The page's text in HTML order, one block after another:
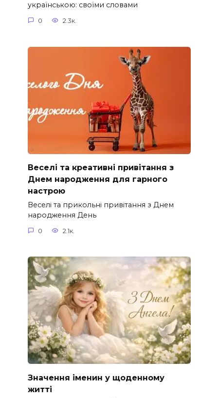
українською: своїми словами
0 2.3к.
Веселі та креативні привітання з
Днем народження для гарного
настрою
Веселі та прикольні привітання з Днем
народження День
0 2.1к.
Значення іменин у щоденному
житті